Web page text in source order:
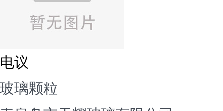
电议
玻璃颗粒